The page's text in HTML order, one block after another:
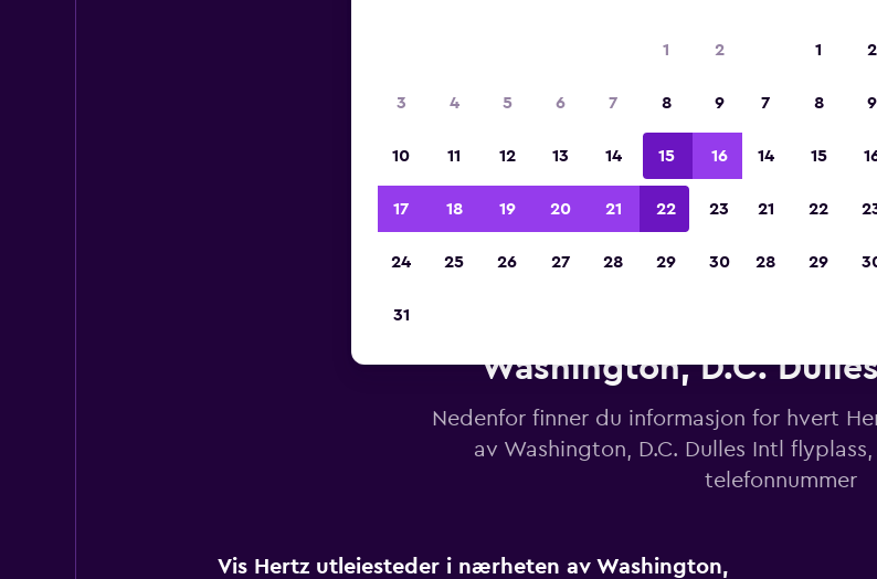
2023
Washington, D.C.
Nedenfor finner du informasjon for hvert
av Washington, D.C. Dulles Intl
telefonnummer
Vis Hertz utleiesteder i nærheten av Washington,
1 2
3 4 5 6 7 8 9
10 11 12 13 14 15 16
17 18 19 20 21 22 23
24 25 26 27 28 29 30
31
1 2
7 8 9
14 15
21 22
28 29